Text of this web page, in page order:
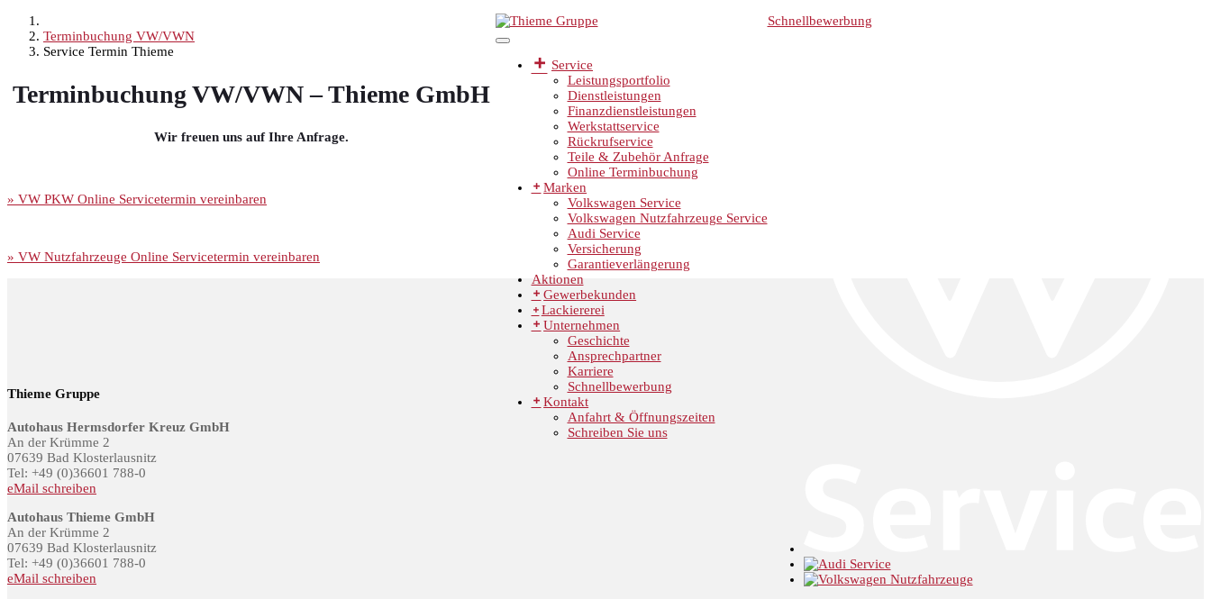
Schnellbewerbung
Service
Leistungsportfolio
Dienstleistungen
Finanzdienstleistungen
Werkstattservice
Rückrufservice
Teile & Zubehör Anfrage
Online Terminbuchung
Marken
Volkswagen Service
Volkswagen Nutzfahrzeuge Service
Audi Service
Versicherung
Garantieverlängerung
Aktionen
Gewerbekunden
Lackiererei
Unternehmen
Geschichte
Ansprechpartner
Karriere
Schnellbewerbung
Kontakt
Anfahrt & Öffnungszeiten
Schreiben Sie uns
Terminbuchung VW/VWN
Service Termin Thieme
Terminbuchung VW/VWN – Thieme GmbH
Wir freuen uns auf Ihre Anfrage.
» VW PKW Online Servicetermin vereinbaren
» VW Nutzfahrzeuge Online Servicetermin vereinbaren
Thieme Gruppe
Autohaus Hermsdorfer Kreuz GmbH
An der Krümme 2
07639 Bad Klosterlausnitz
Tel: +49 (0)36601 788-0
eMail schreiben
Autohaus Thieme GmbH
An der Krümme 2
07639 Bad Klosterlausnitz
Tel: +49 (0)36601 788-0
eMail schreiben